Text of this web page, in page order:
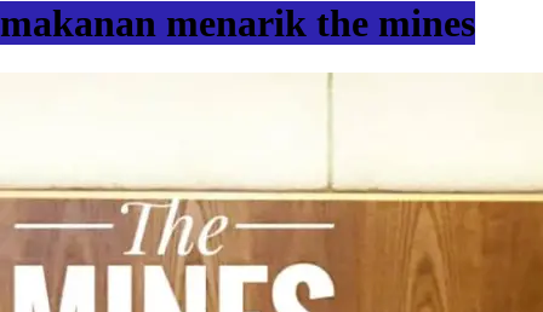
makanan menarik the mines